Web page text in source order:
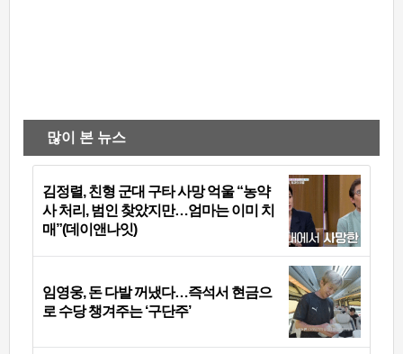
많이 본 뉴스
김정렬, 친형 군대 구타 사망 억울 “농약
사 처리, 범인 찾았지만…엄마는 이미 치
매”(데이앤나잇)
임영웅, 돈 다발 꺼냈다…즉석서 현금으
로 수당 챙겨주는 ‘구단주’